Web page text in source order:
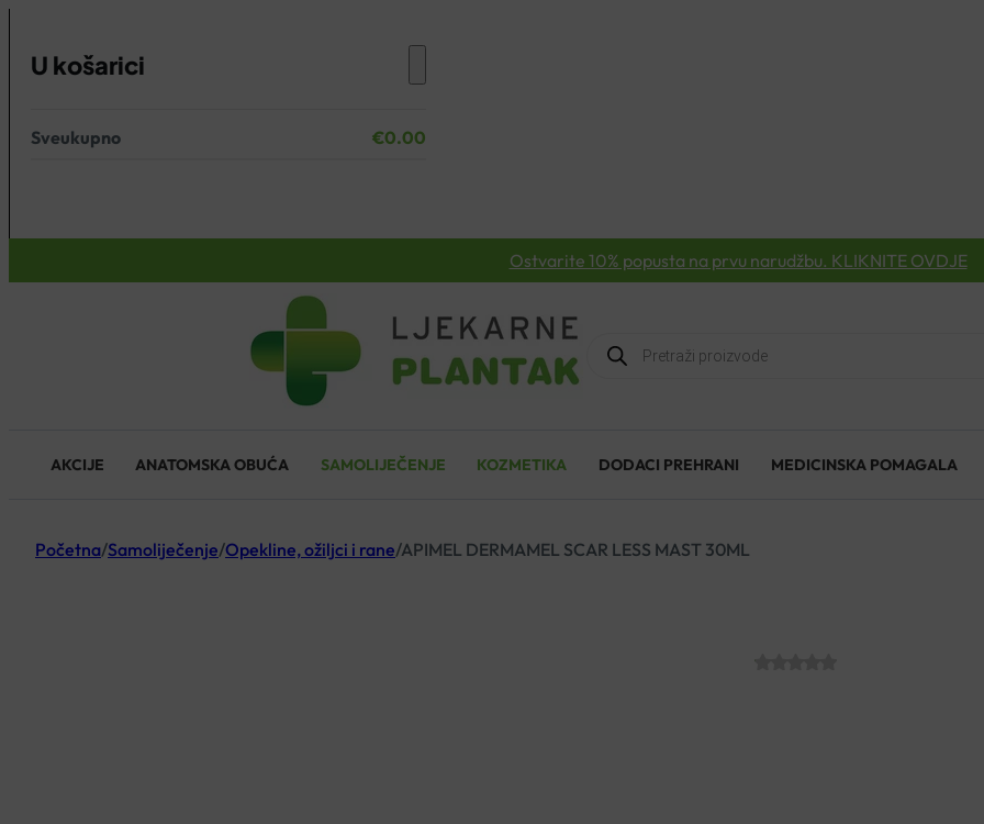
U košarici
Nema proizvoda u košarici.
Sveukupno €0.00
Ostvarite 10% popusta na prvu narudžbu. KLIKNITE OVDJE
Products
search
AKCIJE ANATOMSKA OBUĆA SAMOLIJEČENJE KOZMETIKA DODACI PREHRANI MEDICINSKA POMAGALA
Početna/Samoliječenje/Opekline, ožiljci i rane/APIMEL DERMAMEL SCAR LESS MAST 30ML
APIMEL